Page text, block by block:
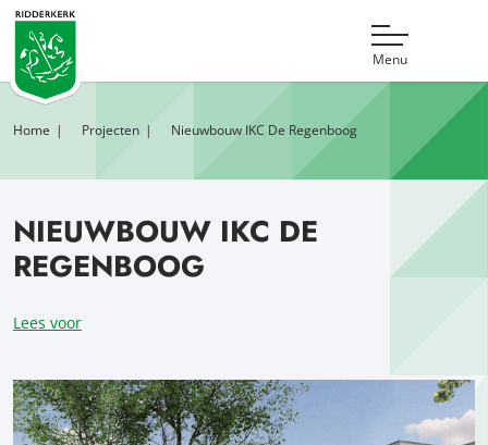
Menu
Home Projecten Nieuwbouw IKC De Regenboog
NIEUWBOUW IKC DE
REGENBOOG
Lees voor